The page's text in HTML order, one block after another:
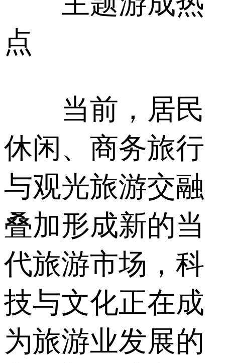
点
当前，居民
休闲、商务旅行
与观光旅游交融
叠加形成新的当
代旅游市场，科
技与文化正在成
为旅游业发展的